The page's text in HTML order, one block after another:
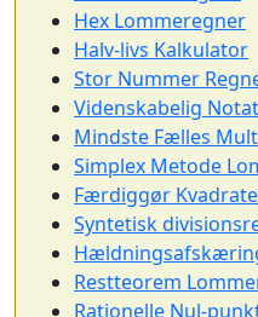
Hex Lommeregner
Halv-livs Kalkulator
Stor Nummer
Videnskabelig
Mindste Fælles
Simplex Metode
Færdiggør
Syntetisk
Restteorem
Rationelle Nul-